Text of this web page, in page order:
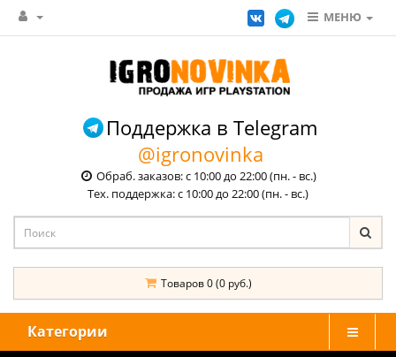
МЕНЮ
Поддержка в Telegram
@igronovinka
Обраб. заказов: с 10:00 до 22:00 (пн. - вс.)
Тех. поддержка: с 10:00 до 22:00 (пн. - вс.)
Товаров 0 (0 руб.)
Категории